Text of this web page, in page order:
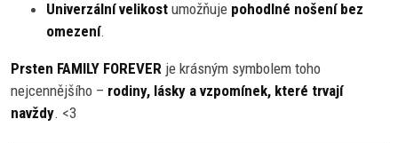
Univerzální velikost umožňuje pohodlné nošení bez
omezení.
Prsten FAMILY FOREVER je krásným symbolem toho
nejcennějšího – rodiny, lásky a vzpomínek, které trvají
navždy. <3